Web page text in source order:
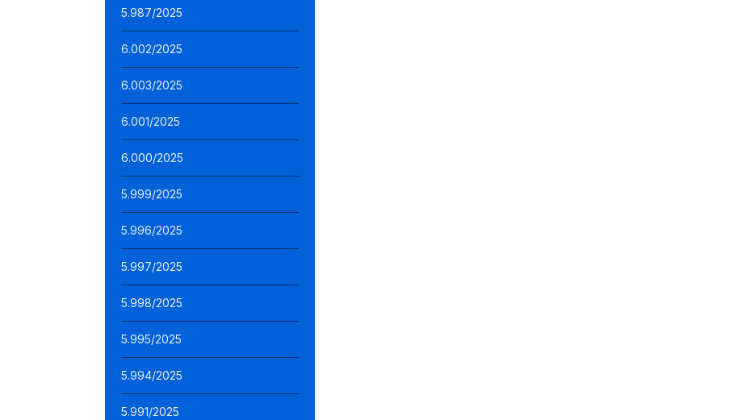
5.987/2025
6.002/2025
6.003/2025
6.001/2025
6.000/2025
5.999/2025
5.996/2025
5.997/2025
5.998/2025
5.995/2025
5.994/2025
5.991/2025